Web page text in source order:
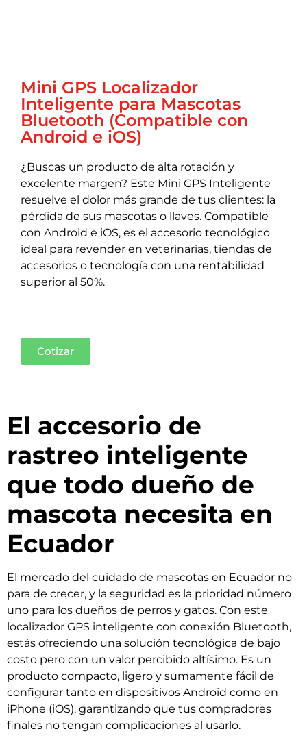
Mini GPS Localizador
Inteligente para Mascotas
Bluetooth (Compatible con
Android e iOS)
¿Buscas un producto de alta rotación y
excelente margen? Este Mini GPS Inteligente
resuelve el dolor más grande de tus clientes: la
pérdida de sus mascotas o llaves. Compatible
con Android e iOS, es el accesorio tecnológico
ideal para revender en veterinarias, tiendas de
accesorios o tecnología con una rentabilidad
superior al 50%.
Cotizar
El accesorio de
rastreo inteligente
que todo dueño de
mascota necesita en
Ecuador
El mercado del cuidado de mascotas en Ecuador no
para de crecer, y la seguridad es la prioridad número
uno para los dueños de perros y gatos. Con este
localizador GPS inteligente con conexión Bluetooth,
estás ofreciendo una solución tecnológica de bajo
costo pero con un valor percibido altísimo. Es un
producto compacto, ligero y sumamente fácil de
configurar tanto en dispositivos Android como en
iPhone (iOS), garantizando que tus compradores
finales no tengan complicaciones al usarlo.